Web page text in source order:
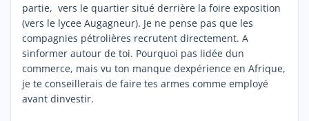
partie, vers le quartier situé derrière la foire exposition
(vers le lycee Augagneur). Je ne pense pas que les
compagnies pétrolières recrutent directement. A
sinformer autour de toi. Pourquoi pas lidée dun
commerce, mais vu ton manque dexpérience en Afrique,
je te conseillerais de faire tes armes comme employé
avant dinvestir.